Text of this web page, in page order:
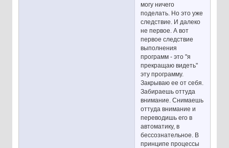
могу ничего
поделать. Но это уже
следствие. И далеко
не первое. А вот
первое следствие
выполнения
программ - это "я
прекращаю видеть"
эту программу.
Закрываю ее от себя.
Забираешь оттуда
внимание. Снимаешь
оттуда внимание и
переводишь его в
автоматику, в
бессознательное. В
принципе процессы